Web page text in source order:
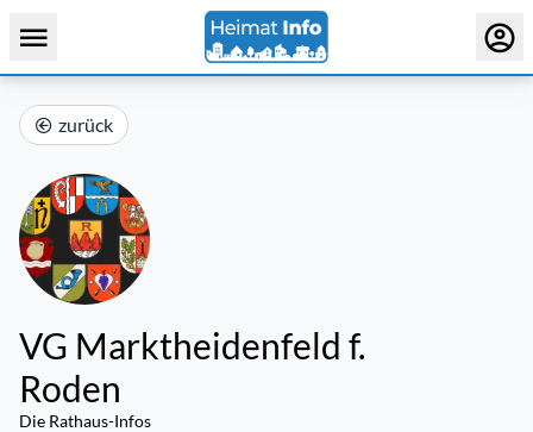
zurück
VG Marktheidenfeld f.
Roden
Die Rathaus-Infos